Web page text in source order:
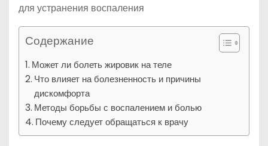
Содержание
Может ли болеть жировик на теле
Что влияет на болезненность и причины
дискомфорта
Методы борьбы с воспалением и болью
Почему следует обращаться к врачу